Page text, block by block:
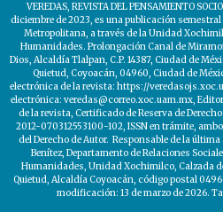
VEREDAS, REVISTA DEL PENSAMIENTO
diciembre de 2023, es una publicación
Metropolitana, a través de la Unidad
Humanidades. Prolongación Canal de
Dios, Alcaldía Tlalpan, C.P. 14387, Ciudad de
Quietud, Coyoacán, 04960, Ciudad de
electrónica de la revista: https://
electrónica: veredas@correo.xoc.uam.mx,
de la revista, Certificado de Reserva de
2012-070312553100-102, ISSN en trámite,
del Derecho de Autor. Responsable de la
Benítez, Departamento de Relaciones
Humanidades, Unidad Xochimilco, Calzada
Quietud, Alcaldía Coyoacán, código postal
modificación: 13 de marzo de 2026.